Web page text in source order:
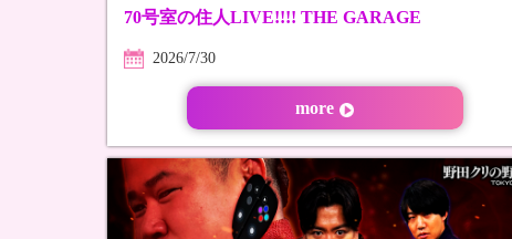
70号室の住人LIVE!!!! THE GARAGE
2026/7/30
more